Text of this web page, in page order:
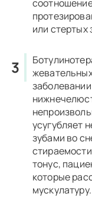
или стертых
усугубляет
зубами во
тонус,
которые
мускулатуру.